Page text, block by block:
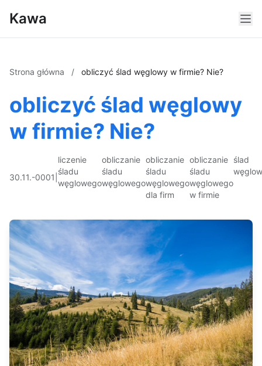
Kawa
Strona główna / obliczyć ślad węglowy w firmie? Nie?
obliczyć ślad węglowy
w firmie? Nie?
30.11.-0001
liczenie
śladu
węglowego
obliczanie
śladu
węglowego
obliczanie
śladu
węglowego
dla firm
obliczanie
śladu
węglowego
w firmie
ślad